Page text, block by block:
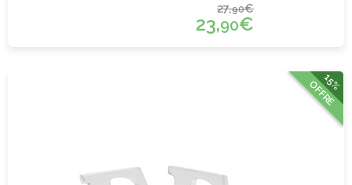
27,90€
23,90€
15%
OFFRE